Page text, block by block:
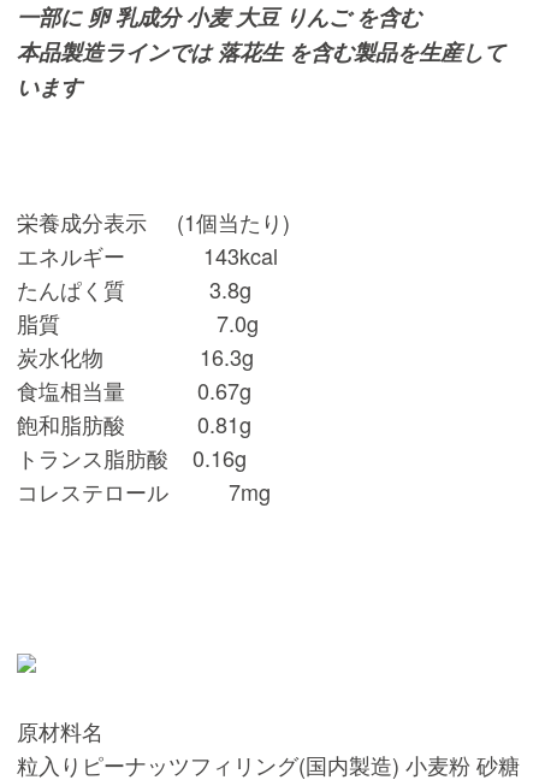
一部に 卵 乳成分 小麦 大豆 りんご を含む
本品製造ラインでは 落花生 を含む製品を生産して
います
栄養成分表示 (1個当たり)
エネルギー 143kcal
たんぱく質 3.8g
脂質 7.0g
炭水化物 16.3g
食塩相当量 0.67g
飽和脂肪酸 0.81g
トランス脂肪酸 0.16g
コレステロール 7mg
原材料名
粒入りピーナッツフィリング(国内製造) 小麦粉 砂糖